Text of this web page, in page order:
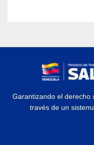
Garantizando el derecho
través de un